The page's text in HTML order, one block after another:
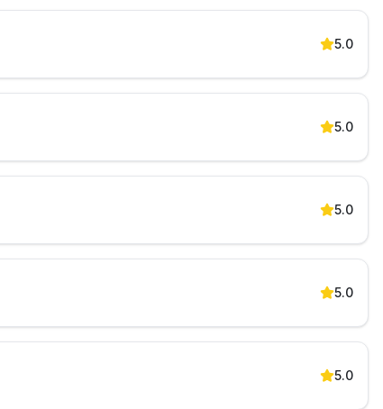
5.0
5.0
5.0
5.0
5.0